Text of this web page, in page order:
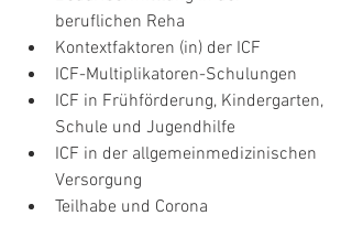
beruflichen Reha
Kontextfaktoren (in) der ICF
ICF-Multiplikatoren-Schulungen
ICF in Frühförderung, Kindergarten,
Schule und Jugendhilfe
ICF in der allgemeinmedizinischen
Versorgung
Teilhabe und Corona